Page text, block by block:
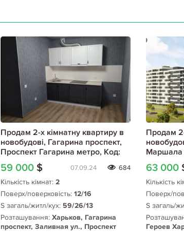
Продам 2-х кімнатну квартиру в
новобудові, Гагарина проспект,
Проспект Гагарина метро, Код:
477796/9
59 000 $ 07.09.24 684
Кількість кімнат: 2
Поверх/поверховість: 12/16
S загаль/житл/кух: 59/26/13
Розташування: Харьков, Гагарина
проспект, Заливная ул., Проспект
Продам
Маршала
спорта),
63 000
Кількість
Поверх/
S загаль/
Героев